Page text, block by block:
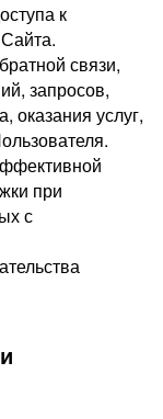
к
связи,
запросов,
оказания услуг,
при
с